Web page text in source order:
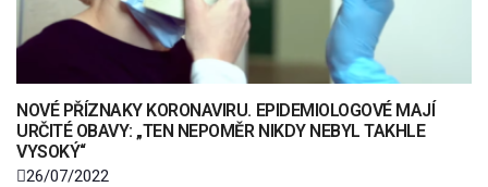
NOVÉ PŘÍZNAKY KORONAVIRU. EPIDEMIOLOGOVÉ MAJÍ
URČITÉ OBAVY: „TEN NEPOMĚR NIKDY NEBYL TAKHLE
VYSOKÝ“
26/07/2022